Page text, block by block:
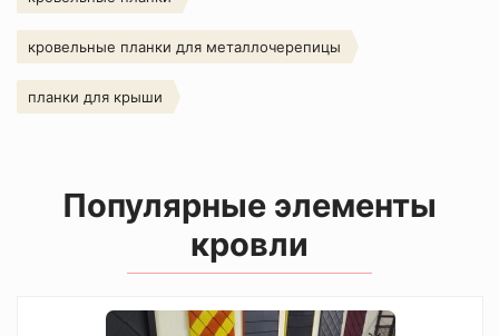
кровельные планки для металлочерепицы
планки для крыши
Популярные элементы
кровли